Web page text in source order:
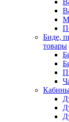
Биде,
товары